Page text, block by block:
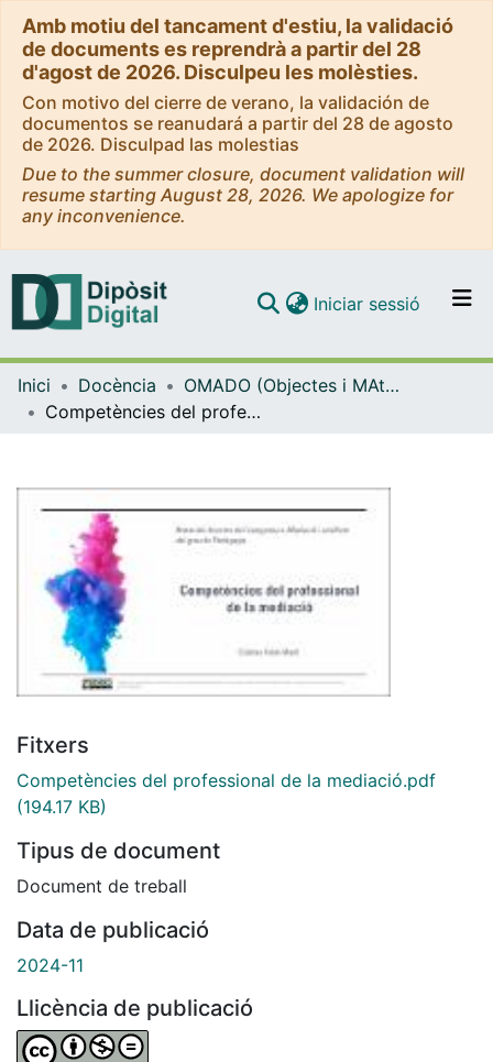
Amb motiu del tancament d'estiu, la validació
de documents es reprendrà a partir del 28
d'agost de 2026. Disculpeu les molèsties.
Con motivo del cierre de verano, la validación de
documentos se reanudará a partir del 28 de agosto
de 2026. Disculpad las molestias
Due to the summer closure, document validation will
resume starting August 28, 2026. We apologize for
any inconvenience.
Navega per tot el DD
Iniciar sessió (current)
Inici Docència
OMADO (Objectes i MAterials DOcents)
Competències del professional de la mediació
Fitxers
Competències del professional de la mediació.pdf
(194.17 KB)
Tipus de document
Document de treball
Data de publicació
2024-11
Llicència de publicació